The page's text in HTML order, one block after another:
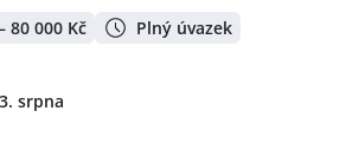
80 000 Kč Plný úvazek
srpna